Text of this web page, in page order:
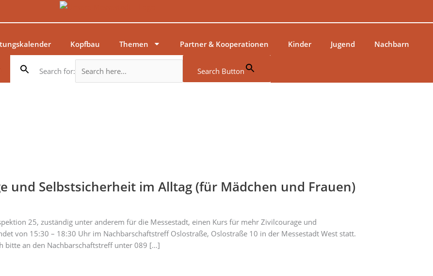
Kopfbau Themen Partner & Kooperationen Kinder Jugend Nachbarn
Search for: Search Button
und Selbstsicherheit im Alltag (für Mädchen und Frauen)
25, zuständig unter anderem für die Messestadt, einen Kurs für mehr Zivilcourage und
von 15:30 – 18:30 Uhr im Nachbarschaftstreff Oslostraße, Oslostraße 10 in der Messestadt West statt.
bitte an den Nachbarschaftstreff unter 089 […]